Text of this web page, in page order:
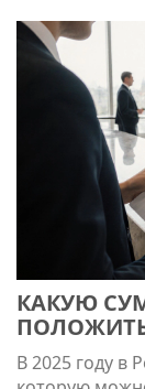
КАКУЮ
СЧЕТ?
В 2025 году в